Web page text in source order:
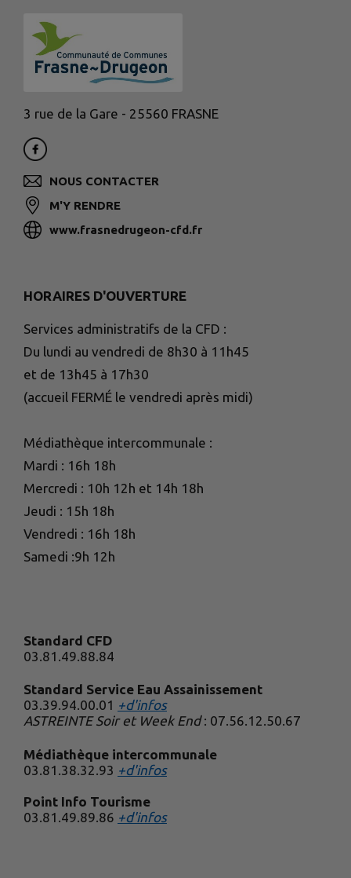
3 rue de la Gare - 25560 FRASNE
NOUS CONTACTER
M'Y RENDRE
www.frasnedrugeon-cfd.fr
HORAIRES D'OUVERTURE
Services administratifs de la CFD :
Du lundi au vendredi de 8h30 à 11h45
et de 13h45 à 17h30
(accueil FERMÉ le vendredi après midi)
Médiathèque intercommunale :
Mardi : 16h 18h
Mercredi : 10h 12h et 14h 18h
Jeudi : 15h 18h
Vendredi : 16h 18h
Samedi :9h 12h
Standard CFD
03.81.49.88.84
Standard Service Eau Assainissement
03.39.94.00.01 +d'infos
ASTREINTE Soir et Week End: 07.56.12.50.67
Médiathèque intercommunale
03.81.38.32.93 +d'infos
Point Info Tourisme
03.81.49.89.86 +d'infos